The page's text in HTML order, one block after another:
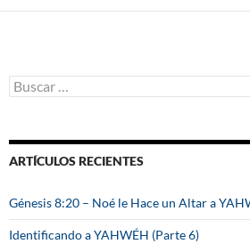
B
u
a
r
ARTÍCULOS RECIENTES
Génesis 8:20 – Noé le Hace un Altar a
Identificando a YAHWÉH (Parte 6)